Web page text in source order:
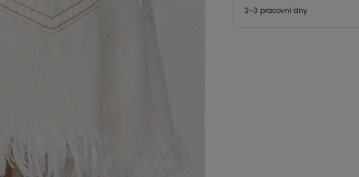
2–3 pracovní dny